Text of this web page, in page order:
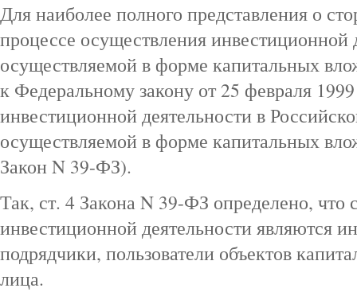
Для наиболее полного представления о
процессе осуществления инвестиционной
осуществляемой в форме капитальных
к Федеральному закону от 25 февраля
инвестиционной деятельности в
осуществляемой в форме капитальных
Закон N 39-ФЗ).
Так, ст. 4 Закона N 39-ФЗ определено, что
инвестиционной деятельности являются
подрядчики, пользователи объектов
лица.